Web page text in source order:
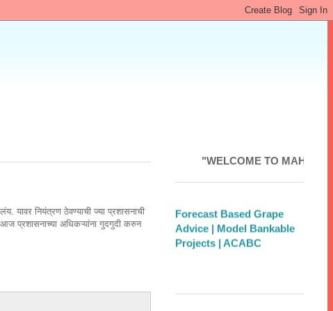
यावर नियंत्रण ठेवण्याची ज्या प्रशासनाची
आज प्रशासनाच्या अधिकऱ्यांना गुदगुदी करुन
"WELCOME TO
Advice | Model Bankable
Projects |ACABC